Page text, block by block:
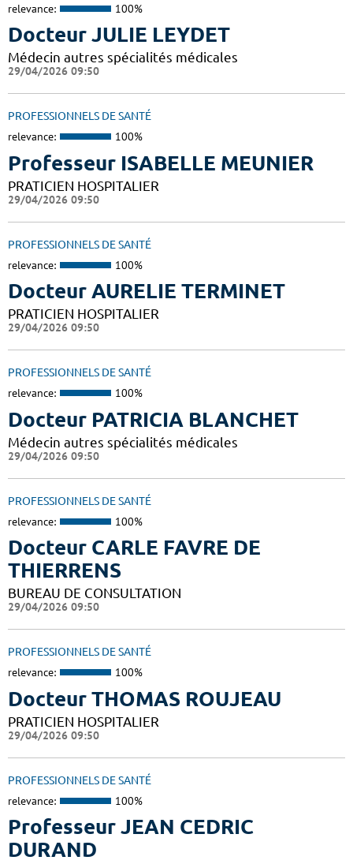
relevance: 100%
Docteur JULIE LEYDET
Médecin autres spécialités médicales
29/04/2026 09:50
PROFESSIONNELS DE SANTÉ
relevance: 100%
Professeur ISABELLE MEUNIER
PRATICIEN HOSPITALIER
29/04/2026 09:50
PROFESSIONNELS DE SANTÉ
relevance: 100%
Docteur AURELIE TERMINET
PRATICIEN HOSPITALIER
29/04/2026 09:50
PROFESSIONNELS DE SANTÉ
relevance: 100%
Docteur PATRICIA BLANCHET
Médecin autres spécialités médicales
29/04/2026 09:50
PROFESSIONNELS DE SANTÉ
relevance: 100%
Docteur CARLE FAVRE DE
THIERRENS
BUREAU DE CONSULTATION
29/04/2026 09:50
PROFESSIONNELS DE SANTÉ
relevance: 100%
Docteur THOMAS ROUJEAU
PRATICIEN HOSPITALIER
29/04/2026 09:50
PROFESSIONNELS DE SANTÉ
relevance: 100%
Professeur JEAN CEDRIC
DURAND